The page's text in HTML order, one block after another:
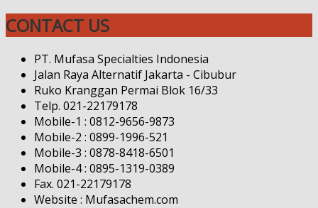
CONTACT US
PT. Mufasa Specialties Indonesia
Jalan Raya Alternatif Jakarta - Cibubur
Ruko Kranggan Permai Blok 16/33
Telp. 021-22179178
Mobile-1 : 0812-9656-9873
Mobile-2 : 0899-1996-521
Mobile-3 : 0878-8418-6501
Mobile-4 : 0895-1319-0389
Fax. 021-22179178
Website : Mufasachem.com